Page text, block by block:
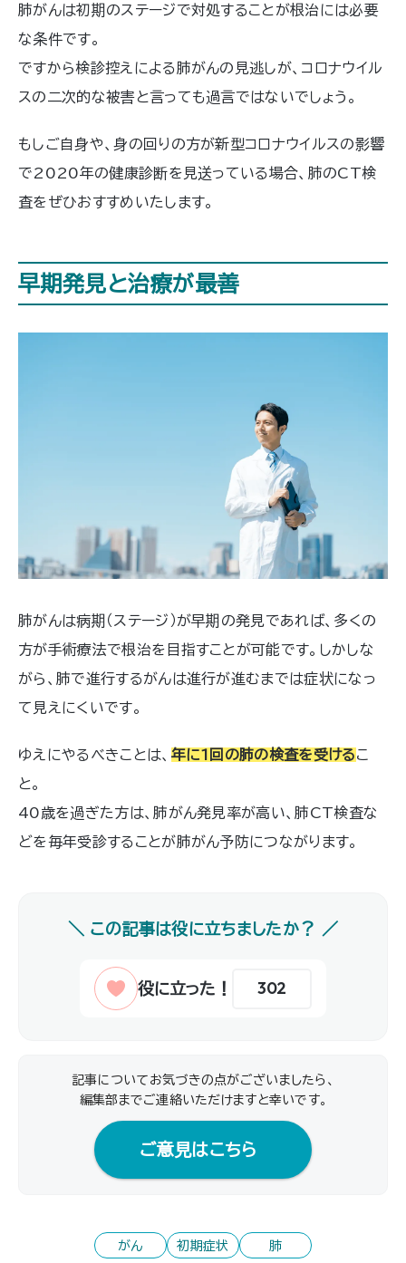
肺がんは初期のステージで対処することが根治には必要
な条件です。
ですから検診控えによる肺がんの見逃しが、コロナウイル
スの二次的な被害と言っても過言ではないでしょう。
もしご自身や、身の回りの方が新型コロナウイルスの影響
で2020年の健康診断を見送っている場合、肺のCT検
査をぜひおすすめいたします。
早期発見と治療が最善
肺がんは病期（ステージ）が早期の発見であれば、多くの
方が手術療法で根治を目指すことが可能です。しかしな
がら、肺で進行するがんは進行が進むまでは症状になっ
て見えにくいです。
ゆえにやるべきことは、 年に1回の肺の検査を受けるこ
と。
40歳を過ぎた方は、肺がん発見率が高い、肺CT検査な
どを毎年受診することが肺がん予防につながります。
302
記事についてお気づきの点がございましたら、
編集部までご連絡いただけますと幸いです｡
ご意見はこちら
がん 初期症状 肺